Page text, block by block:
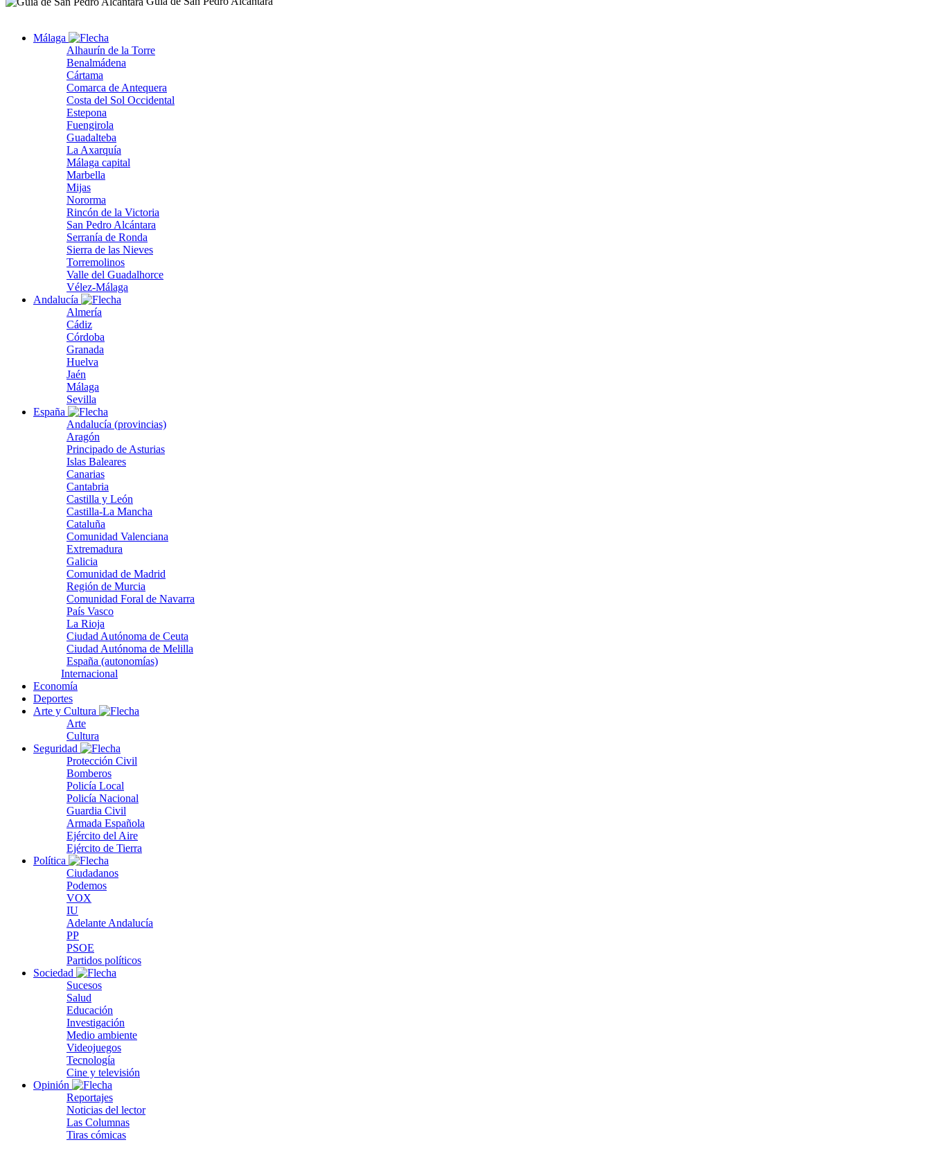
Málaga
Alhaurín de la Torre
Benalmádena
Cártama
Comarca de Antequera
Costa del Sol Occidental
Estepona
Fuengirola
Guadalteba
La Axarquía
Málaga capital
Marbella
Mijas
Nororma
Rincón de la Victoria
San Pedro Alcántara
Serranía de Ronda
Sierra de las Nieves
Torremolinos
Valle del Guadalhorce
Vélez-Málaga
Andalucía
Almería
Cádiz
Córdoba
Granada
Huelva
Jaén
Málaga
Sevilla
España
Andalucía (provincias)
Aragón
Principado de Asturias
Islas Baleares
Canarias
Cantabria
Castilla y León
Castilla-La Mancha
Cataluña
Comunidad Valenciana
Extremadura
Galicia
Comunidad de Madrid
Región de Murcia
Comunidad Foral de Navarra
País Vasco
La Rioja
Ciudad Autónoma de Ceuta
Ciudad Autónoma de Melilla
España (autonomías)
Internacional
Economía
Deportes
Arte y Cultura
Arte
Cultura
Seguridad
Protección Civil
Bomberos
Policía Local
Policía Nacional
Guardia Civil
Armada Española
Ejército del Aire
Ejército de Tierra
Política
Ciudadanos
Podemos
VOX
IU
Adelante Andalucía
PP
PSOE
Partidos políticos
Sociedad
Sucesos
Salud
Educación
Investigación
Medio ambiente
Videojuegos
Tecnología
Cine y televisión
Opinión
Reportajes
Noticias del lector
Las Columnas
Tiras cómicas